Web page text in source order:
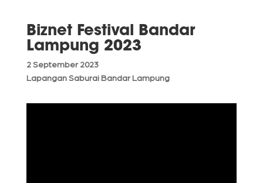
Biznet Festival Bandar
Lampung 2023
2 September 2023
Lapangan Saburai Bandar Lampung